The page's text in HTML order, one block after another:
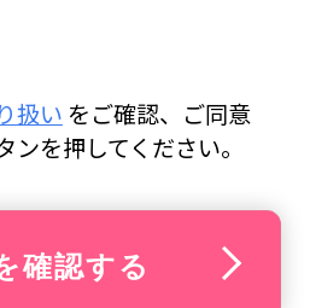
扱い をご確認、ご同意
を押してください。